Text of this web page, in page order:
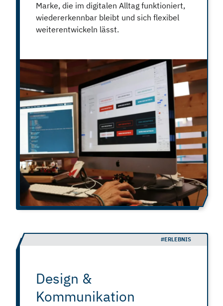
Marke, die im digitalen Alltag funktioniert,
wiedererkennbar bleibt und sich flexibel
weiterentwickeln lässt.
#ERLEBNIS
Design &
Kommunikation